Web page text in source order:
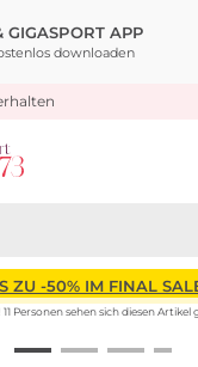
GIGASPORT APP
downloaden
VERSAND* &
ZU -50% IM FINAL
11 Personen sehen sich diesen Artikel